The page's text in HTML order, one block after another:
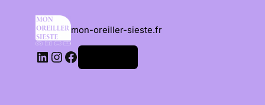
mon-oreiller-sieste.fr